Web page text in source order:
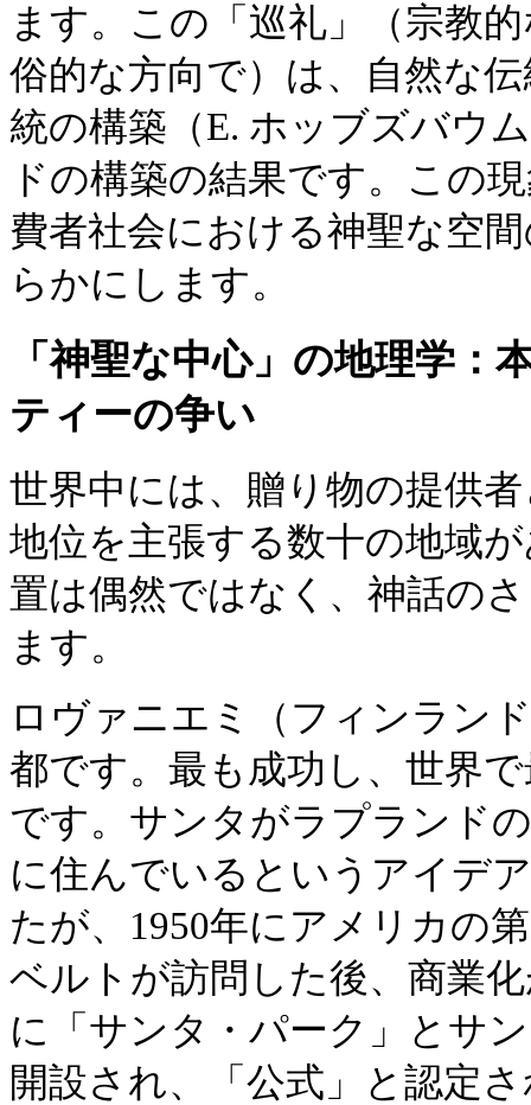
ます。この「巡礼」（宗教
俗的な方向で）は、自然な
統の構築（E. ホッブズバウ
ドの構築の結果です。この
費者社会における神聖な空
らかにします。
「神聖な中心」の地理学：
ティーの争い
世界中には、贈り物の提供
地位を主張する数十の地域
置は偶然ではなく、神話の
ます。
ロヴァニエミ（フィンラン
都です。最も成功し、世界
です。サンタがラプランド
に住んでいるというアイデ
たが、1950年にアメリカの
ベルトが訪問した後、商業
に「サンタ・パーク」とサ
開設され、「公式」と認定